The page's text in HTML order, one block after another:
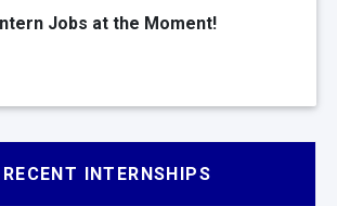
Jobs at the Moment!
RECENT INTERNSHIPS